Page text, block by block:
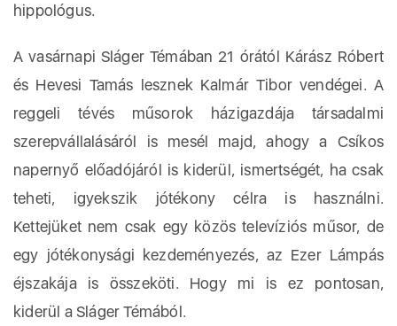
hippológus.
A vasárnapi Sláger Témában 21 órától Kárász Róbert
és Hevesi Tamás lesznek Kalmár Tibor vendégei. A
reggeli tévés műsorok házigazdája társadalmi
szerepvállalásáról is mesél majd, ahogy a Csíkos
napernyő előadójáról is kiderül, ismertségét, ha csak
teheti, igyekszik jótékony célra is használni.
Kettejüket nem csak egy közös televíziós műsor, de
egy jótékonysági kezdeményezés, az Ezer Lámpás
éjszakája is összeköti. Hogy mi is ez pontosan,
kiderül a Sláger Témából.